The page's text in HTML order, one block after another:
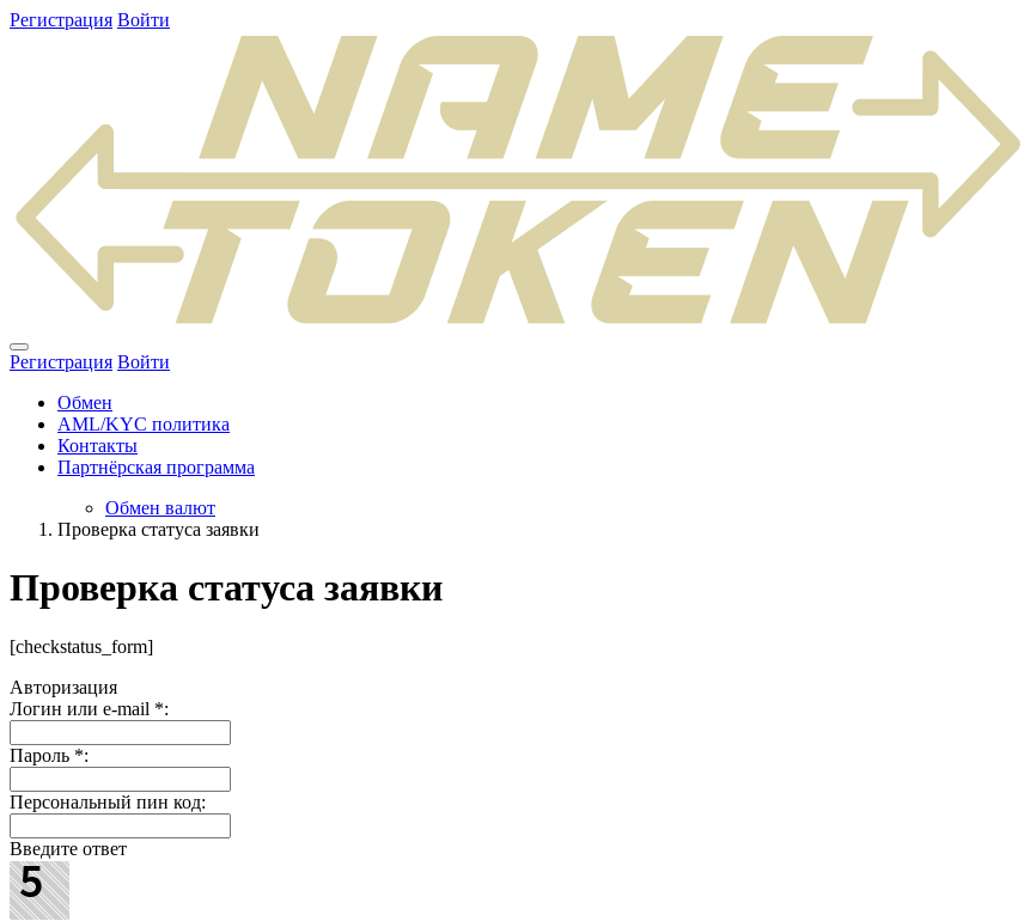
Регистрация Войти
Регистрация Войти
Обмен
AML/KYC политика
Контакты
Партнёрская программа
Обмен валют
Проверка статуса заявки
Проверка статуса заявки
[checkstatus_form]
Авторизация
Логин или e-mail *:
Пароль *:
Персональный пин код:
Введите ответ